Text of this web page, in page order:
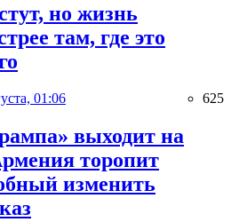
но жизнь
там, где это
01:06 625
выходит на
торопит
изменить